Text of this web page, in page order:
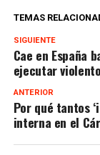
TEMAS
SIGUIENTE
Cae en España
ejecutar
ANTERIOR
Por qué tantos
interna en el